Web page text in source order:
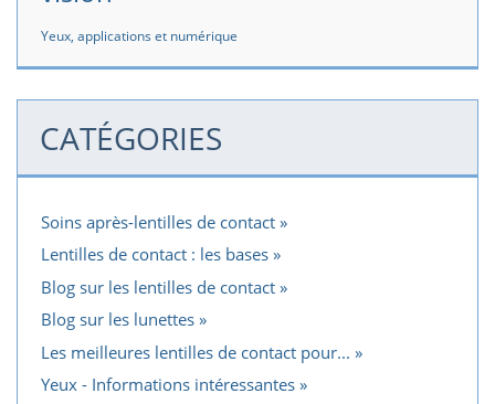
Yeux, applications et numérique
CATÉGORIES
Soins après-lentilles de contact
Lentilles de contact : les bases
Blog sur les lentilles de contact
Blog sur les lunettes
Les meilleures lentilles de contact pour...
Yeux - Informations intéressantes